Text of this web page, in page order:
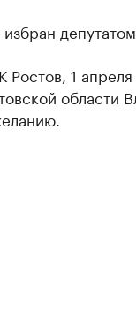
Ростов, 1
области